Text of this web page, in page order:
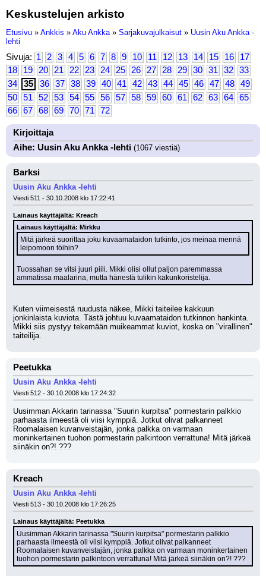
Keskustelujen arkisto
Etusivu » Ankkis » Aku Ankka » Sarjakuvajulkaisut » Uusin Aku Ankka -
lehti
Sivuja: 1 2 3 4 5 6 7 8 9 10 11 12 13 14 15 16
17
18
19 20 21 22 23 24 25 26 27 28 29 30 31 32
33
34
35 36 37 38 39 40 41 42 43 44 45 46 47 48
49
50
51 52 53 54 55 56 57 58 59 60 61 62 63 64
65
66
67 68 69 70 71 72
Kirjoittaja
Aihe: Uusin Aku Ankka -lehti (1067 viestiä)
Barksi
Uusin Aku Ankka -lehti
Viesti 511 - 30.10.2008 klo 17:22:41
Lainaus käyttäjältä: Kreach
Lainaus käyttäjältä: Mirkku
Mitä järkeä suorittaa joku kuvaamataidon tutkinto, jos meinaa mennä
leipomoon töihin?
Tuossahan se vitsi juuri piili. Mikki olisi ollut paljon paremmassa
ammatissa maalarina, mutta hänestä tulikin kakunkoristelija.
Kuten viimeisestä ruudusta näkee, Mikki taiteilee kakkuun
jonkinlaista kuviota. Tästä johtuu kuvaamataidon tutkinnon hankinta.
Mikki siis pystyy tekemään muikeammat kuviot, koska on "virallinen"
taiteilija.
Peetukka
Uusin Aku Ankka -lehti
Viesti 512 - 30.10.2008 klo 17:24:32
Uusimman Akkarin tarinassa "Suurin kurpitsa" pormestarin palkkio
parhaasta ilmeestä oli viisi kymppiä. Jotkut olivat palkanneet
Roomalaisen kuvanveistajän, jonka palkka on varmaan
moninkertainen tuohon pormestarin palkintoon verrattuna! Mitä järkeä
siinäkin on?! ???
Kreach
Uusin Aku Ankka -lehti
Viesti 513 - 30.10.2008 klo 17:26:25
Lainaus käyttäjältä: Peetukka
Uusimman Akkarin tarinassa "Suurin kurpitsa" pormestarin palkkio
parhaasta ilmeestä oli viisi kymppiä. Jotkut olivat palkanneet
Roomalaisen kuvanveistajän, jonka palkka on varmaan moninkertainen
tuohon pormestarin palkintoon verrattuna! Mitä järkeä siinäkin on?! ???